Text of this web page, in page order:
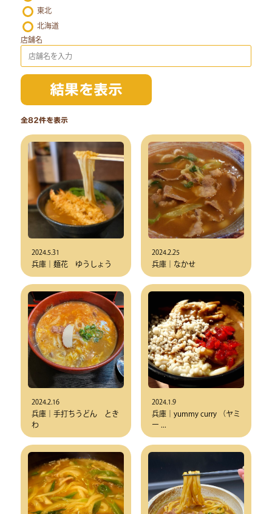
東北
北海道
店舗名
全82件を表示
2024.5.31
兵庫｜麺花 ゆうしょう
2024.2.25
兵庫｜なかせ
2024.2.16
兵庫｜手打ちうどん とき
わ
2024.1.9
兵庫｜yummy curry （ヤミ
ー ...